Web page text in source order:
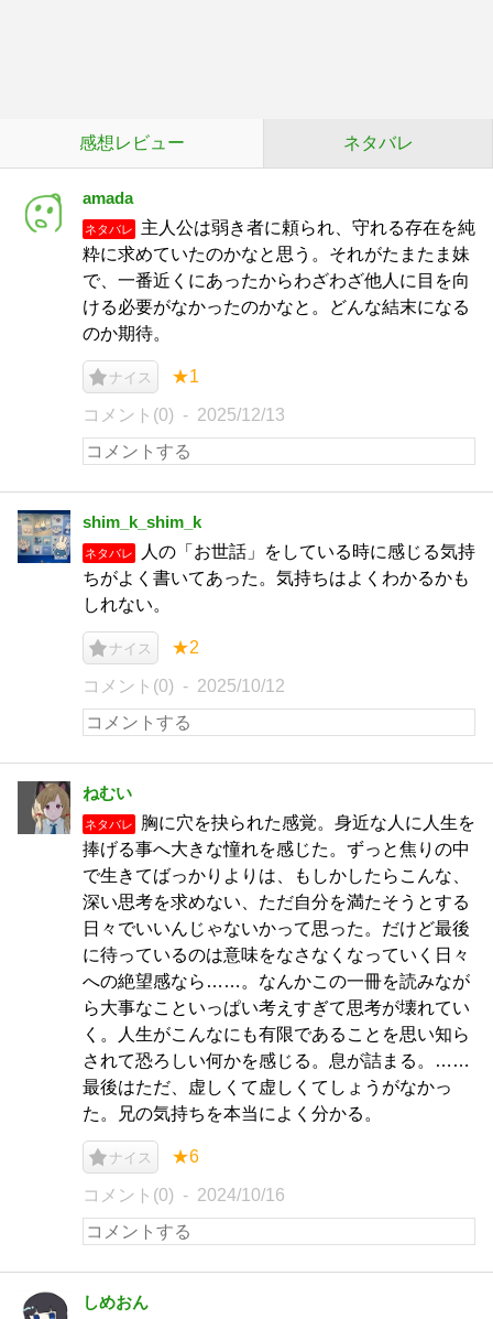
感想レビュー ネタバレ
amada
ネタバレ
主人公は弱き者に頼られ、守れる存在を純
粋に求めていたのかなと思う。それがたまたま妹
で、一番近くにあったからわざわざ他人に目を向
ける必要がなかったのかなと。どんな結末になる
のか期待。
ナイス ★1
コメント(0) 2025/12/13
shim_k_shim_k
ネタバレ
人の「お世話」をしている時に感じる気持
ちがよく書いてあった。気持ちはよくわかるかも
しれない。
ナイス ★2
コメント(0) 2025/10/12
ねむい
ネタバレ
胸に穴を抉られた感覚。身近な人に人生を
捧げる事へ大きな憧れを感じた。ずっと焦りの中
で生きてばっかりよりは、もしかしたらこんな、
深い思考を求めない、ただ自分を満たそうとする
日々でいいんじゃないかって思った。だけど最後
に待っているのは意味をなさなくなっていく日々
への絶望感なら……。なんかこの一冊を読みなが
ら大事なこといっぱい考えすぎて思考が壊れてい
く。人生がこんなにも有限であることを思い知ら
されて恐ろしい何かを感じる。息が詰まる。……
最後はただ、虚しくて虚しくてしょうがなかっ
た。兄の気持ちを本当によく分かる。
ナイス ★6
コメント(0) 2024/10/16
しめおん